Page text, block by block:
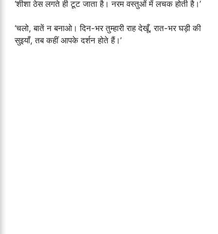
‘शीशा ठेस लगते ही टूट जाता है। नरम वस्तुओं में लचक होती है।’
‘चलो, बातें न बनाओ। दिन-भर तुम्हारी राह देखूँ, रात-भर घड़ी की
सुइयाँ, तब कहीं आपके दर्शन होते हैं।’